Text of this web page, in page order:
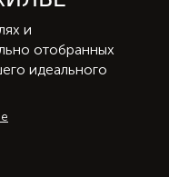
и
отобранных
идеального